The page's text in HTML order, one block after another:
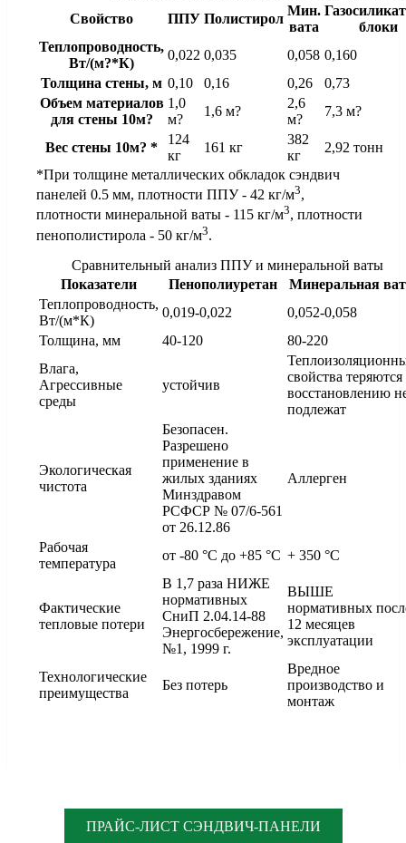
Свойство
ППУ Полистирол
Мин.
вата
блоки
Теплопроводность,
Вт/(м?*К)
0,022 0,035 0,058 0,160
Толщина стены, м 0,10 0,16 0,26
0,73
Объем материалов
для стены 10м?
1,0
м?
1,6 м?
2,6
м?
7,3 м?
Вес стены 10м? *
124
кг
161 кг
382
кг
2,92 тонн
*При толщине металлических обкладок сэндвич
панелей 0.5 мм, плотности ППУ - 42 кг/м3,
плотности минеральной ваты - 115 кг/м3, плотности
пенополистирола - 50 кг/м3.
Сравнительный анализ ППУ и минеральной ваты
Показатели
Пенополиуретан
Минеральная
Теплопроводность,
Вт/(м*К)
0,019-0,022
0,052-0,058
Толщина, мм
40-120
80-220
Влага,
Агрессивные
среды
устойчив
свойства
восстановлению
подлежат
Экологическая
чистота
Безопасен.
Разрешено
применение в
жилых зданиях
Минздравом
РСФСР № 07/6-561
от 26.12.86
Аллерген
Рабочая
температура
от -80 °С до +85 °С + 350 °С
Фактические
тепловые потери
В 1,7 раза НИЖЕ
нормативных
СниП 2.04.14-88
Энергосбережение,
№1, 1999 г.
ВЫШЕ
нормативных
12 месяцев
эксплуатации
Технологические
преимущества
Без потерь
Вредное
производство и
монтаж
ПРАЙС-ЛИСТ СЭНДВИЧ-ПАНЕЛИ